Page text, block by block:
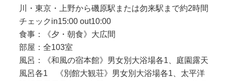
川・東京・上野から磯原駅または勿来駅まで約2時間
チェックin15:00 out10:00
食事：《夕・朝食》大広間
部屋：全103室
風呂：《和風の宿本館》男女別大浴場各1、庭園露天
風呂各1 《別館大観荘》男女別大浴場各1、太平洋